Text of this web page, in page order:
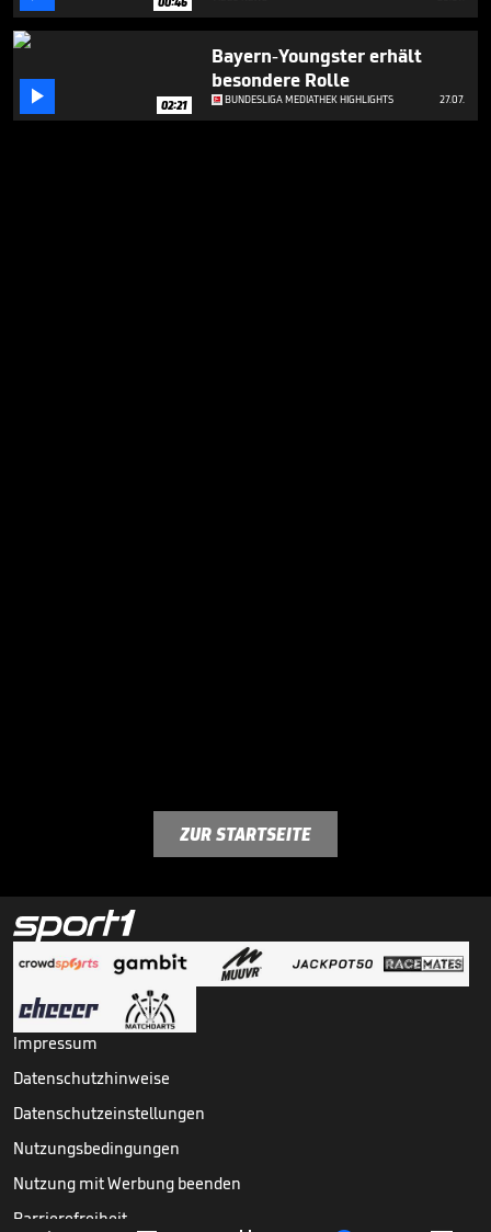
 02:21
Bayern-Youngster erhält
besondere Rolle
BUNDESLIGA MEDIATHEK HIGHLIGHTS 27.07.
ZUR STARTSEITE
Impressum
Datenschutzhinweise
Datenschutzeinstellungen
Nutzungsbedingungen
Nutzung mit Werbung beenden
Barrierefreiheit